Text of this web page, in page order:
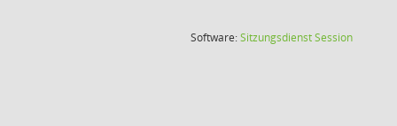
Software:SitzungsdienstSession(Wird in